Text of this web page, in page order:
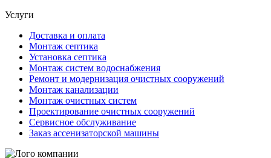
Услуги
Доставка и оплата
Монтаж септика
Установка септика
Монтаж систем водоснабжения
Ремонт и модернизация очистных сооружений
Монтаж канализации
Монтаж очистных систем
Проектирование очистных сооружений
Сервисное обслуживание
Заказ ассенизаторской машины